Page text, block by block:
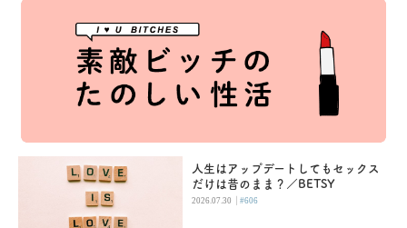
人生はアップデートしてもセックス
だけは昔のまま？／BETSY
2026.07.30 |#606